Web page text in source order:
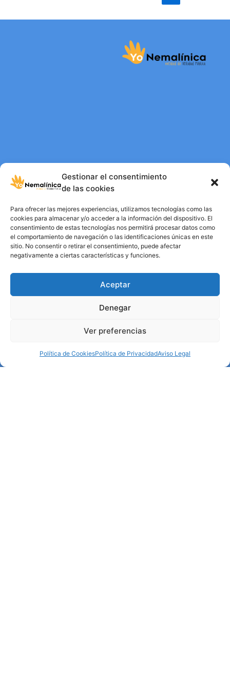
Gestionar el consentimiento
de las cookies
Para ofrecer las mejores experiencias, utilizamos tecnologías como las
cookies para almacenar y/o acceder a la información del dispositivo. El
consentimiento de estas tecnologías nos permitirá procesar datos como
el comportamiento de navegación o las identificaciones únicas en este
sitio. No consentir o retirar el consentimiento, puede afectar
negativamente a ciertas características y funciones.
Aceptar
Denegar
Ver preferencias
Política de CookiesPolítica de PrivacidadAviso Legal
Aviso Legal
Politica de privacidad
Política de cookies
Entidad de
UTILIDAD PÚBLICA